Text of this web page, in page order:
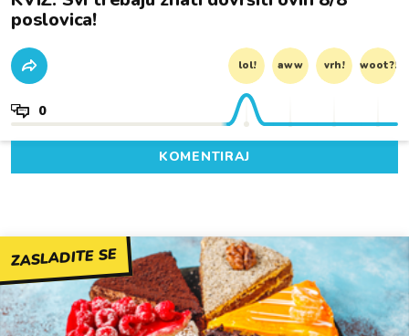
poslovica!
lol! aww vrh! woot?!
0
KOMENTIRAJ
ZASLADITE SE